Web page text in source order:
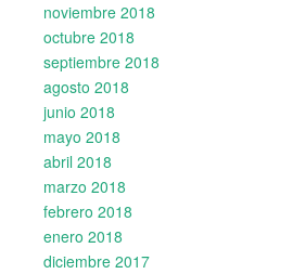
noviembre 2018
octubre 2018
septiembre 2018
agosto 2018
junio 2018
mayo 2018
abril 2018
marzo 2018
febrero 2018
enero 2018
diciembre 2017